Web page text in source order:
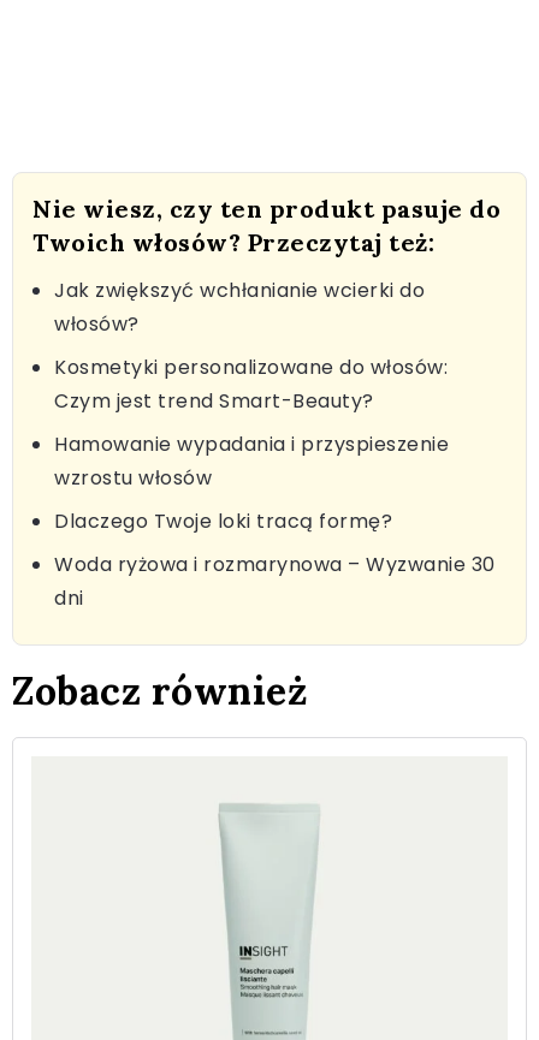
Nie wiesz, czy ten produkt pasuje do
Twoich włosów? Przeczytaj też:
Jak zwiększyć wchłanianie wcierki do
włosów?
Kosmetyki personalizowane do włosów:
Czym jest trend Smart-Beauty?
Hamowanie wypadania i przyspieszenie
wzrostu włosów
Dlaczego Twoje loki tracą formę?
Woda ryżowa i rozmarynowa – Wyzwanie 30
dni
Zobacz również